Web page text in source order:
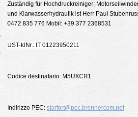
Zuständig für Hochdruckreiniger;
und Klarwasserhydraulik ist Herr Paul
0472 835 776 Mobil: +39 377 2368531
UST-IdNr.: IT 01223950211
Codice destinatario: M5UXCR1
Indirizzo PEC: starfort@pec.brennercom.net